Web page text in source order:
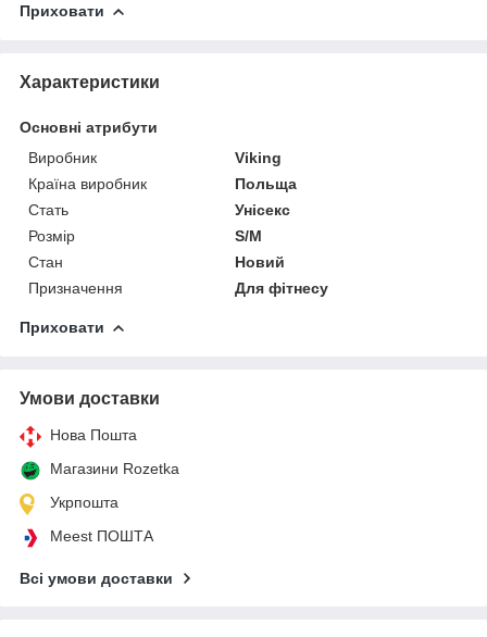
Приховати
Характеристики
Основні атрибути
Виробник
Viking
Країна виробник
Польща
Стать
Унісекс
Розмір
S/M
Стан
Новий
Призначення
Для фітнесу
Приховати
Умови доставки
Нова Пошта
Магазини Rozetka
Укрпошта
Meest ПОШТА
Всі умови доставки